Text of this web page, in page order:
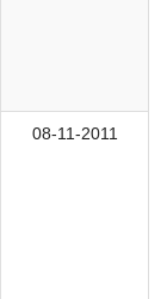
08-11-2011